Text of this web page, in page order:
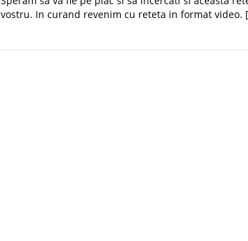
vostru. In curand revenim cu reteta in format video.